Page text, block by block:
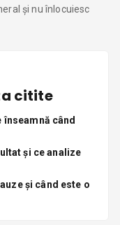
și nu înlocuiesc
citite
înseamnă când
și ce analize
și când este o